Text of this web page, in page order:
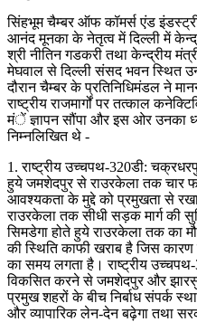
सिंहभूम चैम्बर ऑफ कॉमर्स एंड
आनंद मूनका के नेतृत्व में दिल्ली में
श्री नीतिन गडकरी तथा केन्द्रीय
मेघवाल से दिल्ली संसद भवन स्थित
दौरान चैम्बर के प्रतिनिधिमंडल ने
राष्ट्रीय राजमार्गों पर तत्काल
मंें ज्ञापन सौंपा और इस ओर उनका
निम्नलिखित थे -
1. राष्ट्रीय उच्चपथ-320डी:
हुये जमशेदपुर से राउरकेला तक चार
आवश्यकता के मुद्दे को प्रमुखता से
राउरकेला तक सीधी सड़क मार्ग की
सिमडेगा होते हुये राउरकेला तक का
की स्थिति काफी खराब है जिस
का समय लगता है। राष्ट्रीय उच्चपथ-
विकसित करने से जमशेदपुर और
प्रमुख शहरों के बीच निर्बाध संपर्क
और व्यापारिक लेन-देन बढ़ेगा तथा